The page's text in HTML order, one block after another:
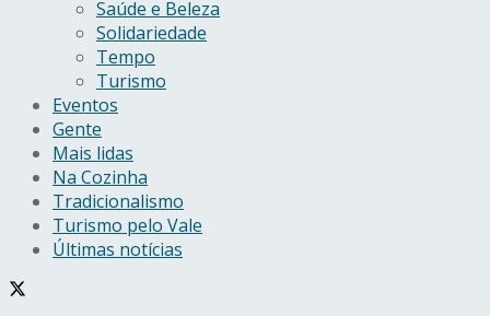
Saúde e Beleza
Solidariedade
Tempo
Turismo
Eventos
Gente
Mais lidas
Na Cozinha
Tradicionalismo
Turismo pelo Vale
Últimas notícias